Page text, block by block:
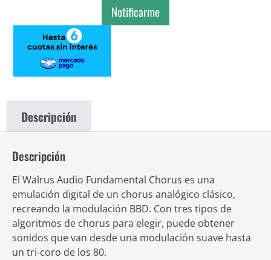
Notificarme
Descripción
Descripción
El Walrus Audio Fundamental Chorus es una
emulación digital de un chorus analógico clásico,
recreando la modulación BBD. Con tres tipos de
algoritmos de chorus para elegir, puede obtener
sonidos que van desde una modulación suave hasta
un tri-coro de los 80.